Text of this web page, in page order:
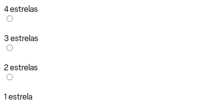
4 estrelas
3 estrelas
2 estrelas
1 estrela